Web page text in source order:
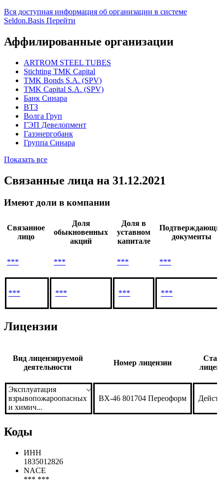
Вся доступная информация об организации в системе
Seldon.Basis Перейти
Аффилированные организации
ARTROM STEEL TUBES
Stichting TMK Capital
TMK Bonds S.A. (SPV)
TMK Capital S.A. (SPV)
Банк Синара
ВТЗ
Волга Груп
ГЭП Девелопмент
Газэнергобанк
Группа Синара
Показать все
Связанные лица на 31.12.2021
Имеют доли в компании
Связанное
лицо
Доля
обыкновенных
акций
Доля в
уставном
капитале
документы
*** *** *** ***
*** *** *** ***
Лицензии
Вид лицензируемой
деятельности
Номер лицензии
Эксплуатация
взрывопожароопасных
и химич...
ВХ-46 801704 Переоформ
Коды
ИНН
1835012826
NACE
*** ***